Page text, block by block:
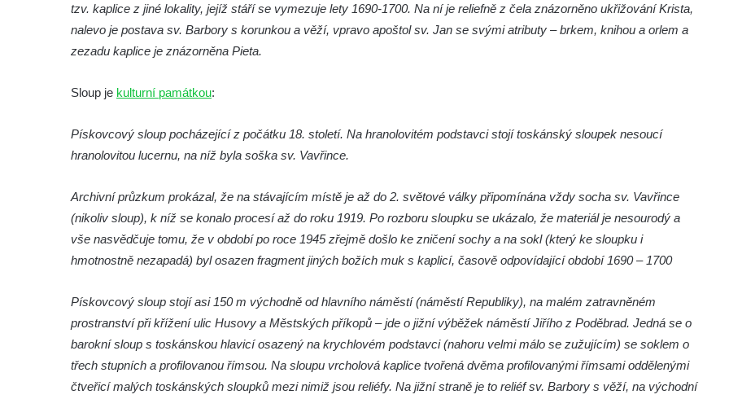
Sloup Nejsvětější Trojice v Krásné u
Pěnčína
Sloup s krucifixem u kostela svatého
benediktýnů v Polici nad Metují
Sloup Panny Marie Bolestné v Polici nad
Sloup svaté Barbory v zámecké zahradě v
Teplicích
Sloup Nejsvětější Trojice před zámkem v
Cítolibech
Torzo sloupu svatého Josefa na návsi ve
Strupčicích (dnes kříž)
Sloup se sochou Piety v Kostelní ulici ve
tzv. kaplice z jiné lokality, jejíž stáří se vymezuje lety 1690-1700. Na ní je reliefně z čela znázorněno ukřižování Krista,
nalevo je postava sv. Barbory s korunkou a věží, vpravo apoštol sv. Jan se svými atributy – brkem, knihou a orlem a
zezadu kaplice je znázorněna Pieta.
Sloup je kulturní památkou:
Pískovcový sloup pocházející z počátku 18. století. Na hranolovitém podstavci stojí toskánský sloupek nesoucí
hranolovitou lucernu, na níž byla soška sv. Vavřince.
Archivní průzkum prokázal, že na stávajícím místě je až do 2. světové války připomínána vždy socha sv. Vavřince
(nikoliv sloup), k níž se konalo procesí až do roku 1919. Po rozboru sloupku se ukázalo, že materiál je nesourodý a
vše nasvědčuje tomu, že v období po roce 1945 zřejmě došlo ke zničení sochy a na sokl (který ke sloupku i
hmotnostně nezapadá) byl osazen fragment jiných božích muk s kaplicí, časově odpovídající období 1690 – 1700
Pískovcový sloup stojí asi 150 m východně od hlavního náměstí (náměstí Republiky), na malém zatravněném
prostranství při křížení ulic Husovy a Městských příkopů – jde o jižní výběžek náměstí Jiřího z Poděbrad. Jedná se o
barokní sloup s toskánskou hlavicí osazený na krychlovém podstavci (nahoru velmi málo se zužujícím) se soklem o
třech stupních a profilovanou římsou. Na sloupu vrcholová kaplice tvořená dvěma profilovanými římsami oddělenými
čtveřicí malých toskánských sloupků mezi nimiž jsou reliéfy. Na jižní straně je to reliéf sv. Barbory s věží, na východní